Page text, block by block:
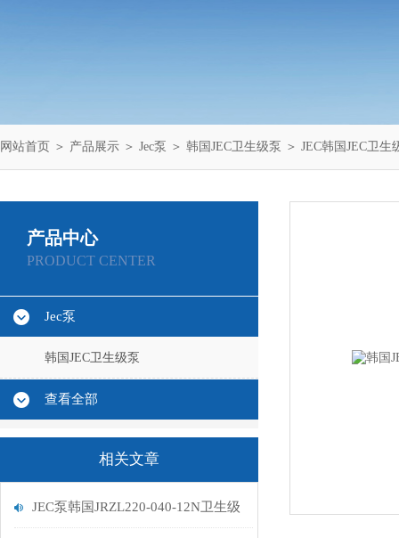
网站首页 ＞ 产品展示 ＞ Jec泵 ＞ 韩国JEC卫生级泵 ＞ JEC韩国JEC卫生
产品中心
PRODUCT CENTER
Jec泵
韩国JEC卫生级泵
查看全部
相关文章
JEC泵韩国JRZL220-040-12N卫生级